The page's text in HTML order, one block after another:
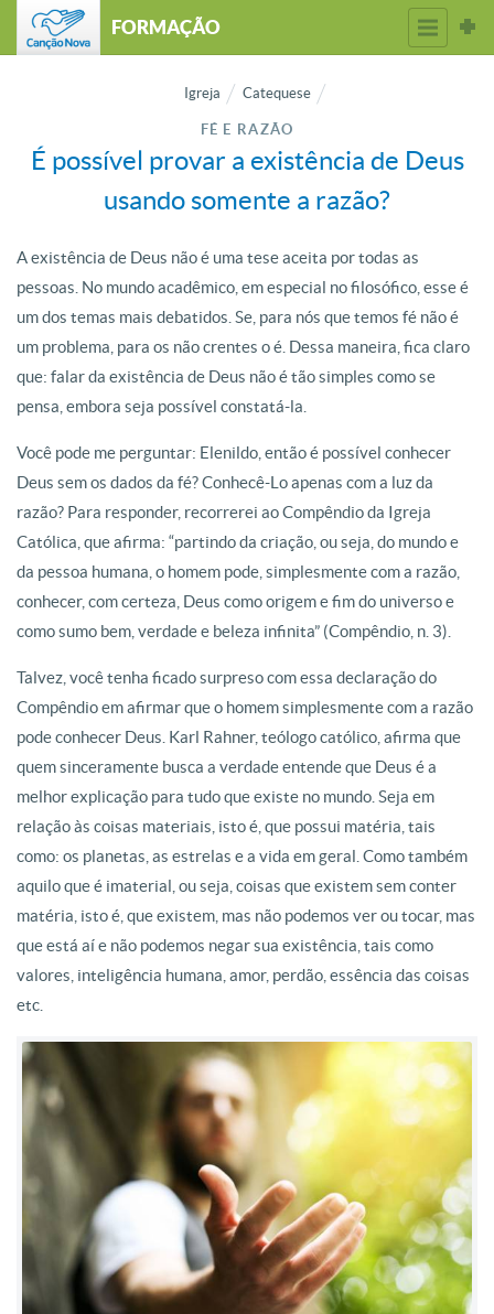
FORMAÇÃO
Igreja Catequese
FÉ E RAZÃO
É possível provar a existência de Deus
usando somente a razão?
A existência de Deus não é uma tese aceita por todas as
pessoas. No mundo acadêmico, em especial no filosófico, esse é
um dos temas mais debatidos. Se, para nós que temos fé não é
um problema, para os não crentes o é. Dessa maneira, fica claro
que: falar da existência de Deus não é tão simples como se
pensa, embora seja possível constatá-la.
Você pode me perguntar: Elenildo, então é possível conhecer
Deus sem os dados da fé? Conhecê-Lo apenas com a luz da
razão? Para responder, recorrerei ao Compêndio da Igreja
Católica, que afirma: “partindo da criação, ou seja, do mundo e
da pessoa humana, o homem pode, simplesmente com a razão,
conhecer, com certeza, Deus como origem e fim do universo e
como sumo bem, verdade e beleza infinita” (Compêndio, n. 3).
Talvez, você tenha ficado surpreso com essa declaração do
Compêndio em afirmar que o homem simplesmente com a razão
pode conhecer Deus. Karl Rahner, teólogo católico, afirma que
quem sinceramente busca a verdade entende que Deus é a
melhor explicação para tudo que existe no mundo. Seja em
relação às coisas materiais, isto é, que possui matéria, tais
como: os planetas, as estrelas e a vida em geral. Como também
aquilo que é imaterial, ou seja, coisas que existem sem conter
matéria, isto é, que existem, mas não podemos ver ou tocar, mas
que está aí e não podemos negar sua existência, tais como
valores, inteligência humana, amor, perdão, essência das coisas
etc.